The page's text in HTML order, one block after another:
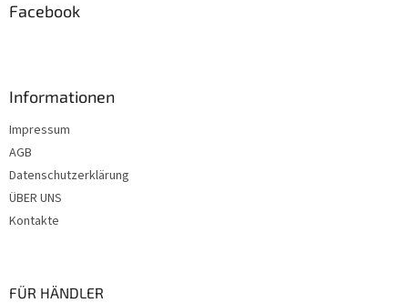
Facebook
Informationen
Impressum
AGB
Datenschutzerklärung
ÜBER UNS
Kontakte
FÜR HÄNDLER